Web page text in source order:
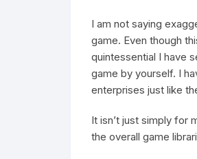
I am not saying
game. Even though
quintessential I have
game by yourself. I
enterprises just like
It isn’t just simply for
the overall game